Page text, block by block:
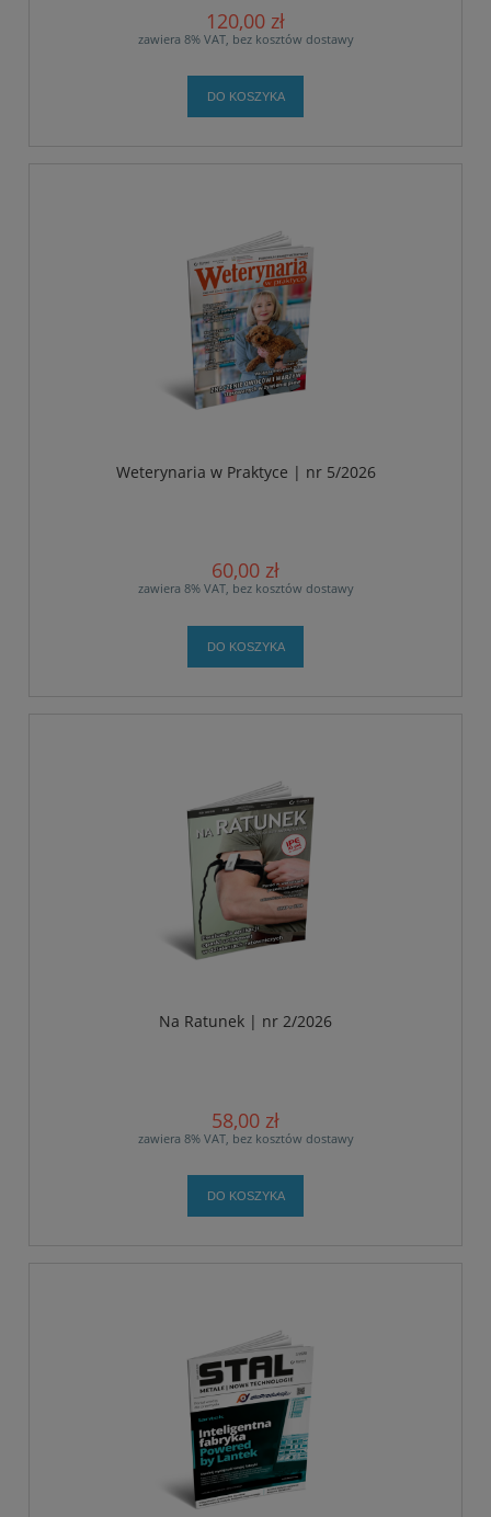
120,00 zł
zawiera 8% VAT, bez kosztów dostawy
DO KOSZYKA
Weterynaria w Praktyce | nr 5/2026
60,00 zł
zawiera 8% VAT, bez kosztów dostawy
DO KOSZYKA
Na Ratunek | nr 2/2026
58,00 zł
zawiera 8% VAT, bez kosztów dostawy
DO KOSZYKA